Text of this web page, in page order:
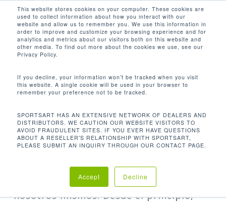
This website stores cookies on your computer. These cookies are
used to collect information about how you interact with our
website and allow us to remember you. We use this information in
order to improve and customize your browsing experience and for
analytics and metrics about our visitors both on this website and
other media. To find out more about the cookies we use, see our
Privacy Policy.
If you decline, your information won’t be tracked when you visit
this website. A single cookie will be used in your browser to
remember your preference not to be tracked.
SPORTSART HAS AN EXTENSIVE NETWORK OF DEALERS AND
DISTRIBUTORS. WE CAUTION OUR WEBSITE VISITORS TO
AVOID FRAUDULENT SITES. IF YOU EVER HAVE QUESTIONS
ABOUT A RESELLER'S RELATIONSHIP WITH SPORTSART,
PLEASE SUBMIT AN INQUIRY THROUGH OUR CONTACT PAGE.
Accept Decline
main
content
search
QUE SIGNIFICA VIVIR
NUESTROS VALORES
By Ruben Mejia
31 de agosto de
2021
Sin categorizar
fundamental de que servir a los demás
es más gratificante que servirnos a
nosotros mismos. Desde el principio,
Close
Menu